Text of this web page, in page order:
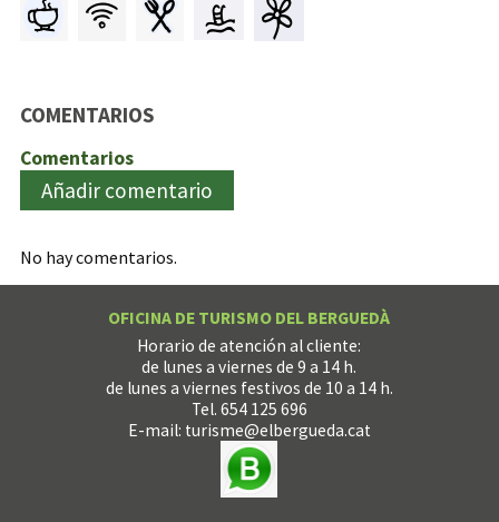
COMENTARIOS
Comentarios
Añadir comentario
No hay comentarios.
OFICINA DE TURISMO DEL BERGUEDÀ
Horario de atención al cliente:
de lunes a viernes de 9 a 14 h.
de lunes a viernes festivos de 10 a 14 h.
Tel. 654 125 696
E-mail: turisme@elbergueda.cat